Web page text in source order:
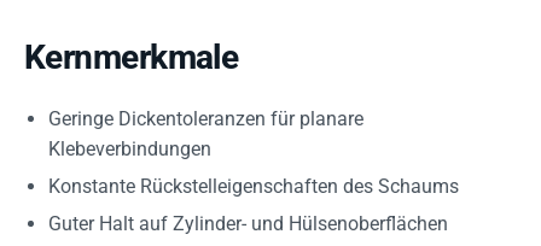
Kernmerkmale
Geringe Dickentoleranzen für planare
Klebeverbindungen
Konstante Rückstelleigenschaften des Schaums
Guter Halt auf Zylinder- und Hülsenoberflächen